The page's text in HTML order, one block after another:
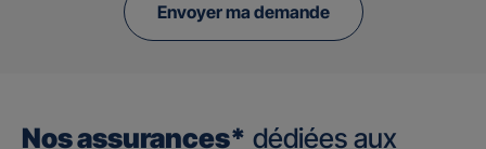
Envoyer ma demande
Nos assurances* dédiées aux